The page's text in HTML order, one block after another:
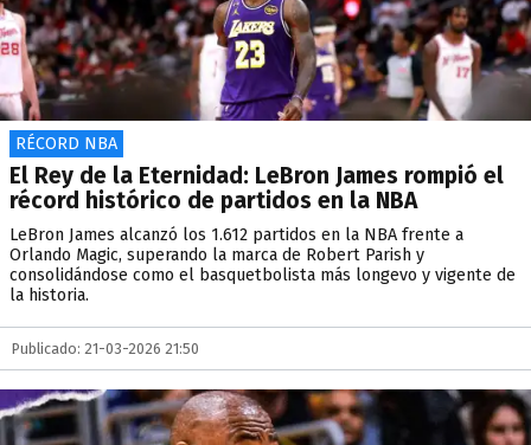
RÉCORD NBA
El Rey de la Eternidad: LeBron James rompió el
récord histórico de partidos en la NBA
LeBron James alcanzó los 1.612 partidos en la NBA frente a
Orlando Magic, superando la marca de Robert Parish y
consolidándose como el basquetbolista más longevo y vigente de
la historia.
Publicado: 21-03-2026 21:50